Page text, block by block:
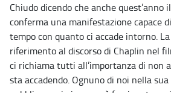
Chiudo dicendo che anche quest’anno
conferma una manifestazione capace
tempo con quanto ci accade intorno.
riferimento al discorso di Chaplin nel
ci richiama tutti all’importanza di non
sta accadendo. Ognuno di noi nella